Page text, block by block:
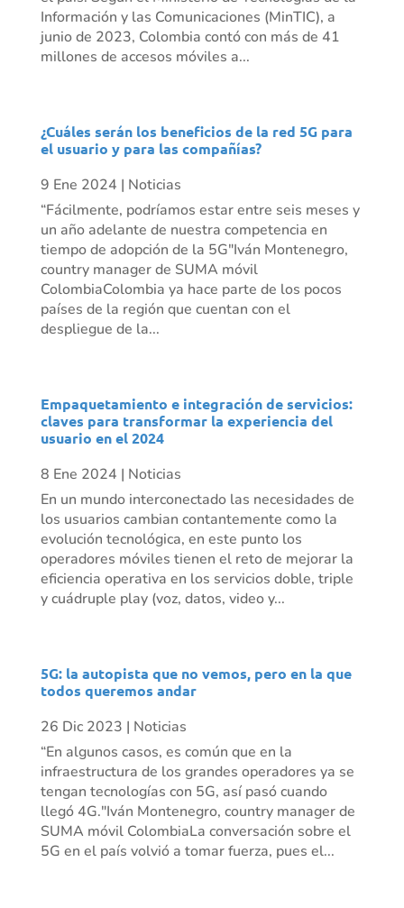
Información y las Comunicaciones (MinTIC), a
junio de 2023, Colombia contó con más de 41
millones de accesos móviles a...
¿Cuáles serán los beneficios de la red 5G para
el usuario y para las compañías?
9 Ene 2024 | Noticias
“Fácilmente, podríamos estar entre seis meses y
un año adelante de nuestra competencia en
tiempo de adopción de la 5G"Iván Montenegro,
country manager de SUMA móvil
ColombiaColombia ya hace parte de los pocos
países de la región que cuentan con el
despliegue de la...
Empaquetamiento e integración de servicios:
claves para transformar la experiencia del
usuario en el 2024
8 Ene 2024 | Noticias
En un mundo interconectado las necesidades de
los usuarios cambian contantemente como la
evolución tecnológica, en este punto los
operadores móviles tienen el reto de mejorar la
eficiencia operativa en los servicios doble, triple
y cuádruple play (voz, datos, video y...
5G: la autopista que no vemos, pero en la que
todos queremos andar
26 Dic 2023 | Noticias
“En algunos casos, es común que en la
infraestructura de los grandes operadores ya se
tengan tecnologías con 5G, así pasó cuando
llegó 4G."Iván Montenegro, country manager de
SUMA móvil ColombiaLa conversación sobre el
5G en el país volvió a tomar fuerza, pues el...